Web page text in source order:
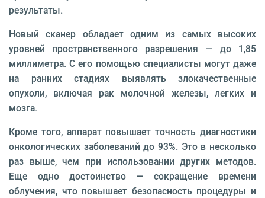
результаты.
Новый сканер обладает одним из самых высоких
уровней пространственного разрешения — до 1,85
миллиметра. С его помощью специалисты могут даже
на ранних стадиях выявлять злокачественные
опухоли, включая рак молочной железы, легких и
мозга.
Кроме того, аппарат повышает точность диагностики
онкологических заболеваний до 93%. Это в несколько
раз выше, чем при использовании других методов.
Еще одно достоинство — сокращение времени
облучения, что повышает безопасность процедуры и